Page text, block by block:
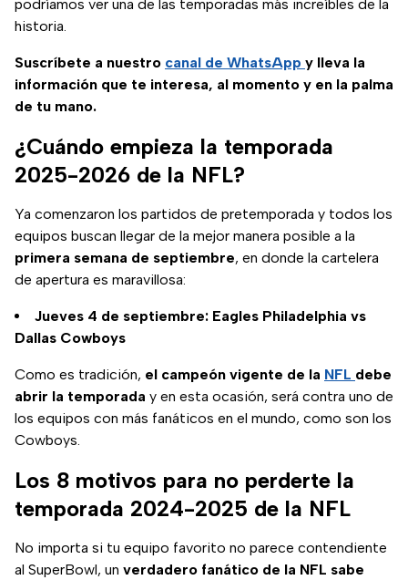
podríamos ver una de las temporadas más increíbles de la
historia.
Suscríbete a nuestro canal de WhatsApp y lleva la
información que te interesa, al momento y en la palma
de tu mano.
¿Cuándo empieza la temporada
2025-2026 de la NFL?
Ya comenzaron los partidos de pretemporada y todos los
equipos buscan llegar de la mejor manera posible a la
primera semana de septiembre, en donde la cartelera
de apertura es maravillosa:
Jueves 4 de septiembre: Eagles Philadelphia vs
Dallas Cowboys
Como es tradición, el campeón vigente de la NFL debe
abrir la temporada y en esta ocasión, será contra uno de
los equipos con más fanáticos en el mundo, como son los
Cowboys.
Los 8 motivos para no perderte la
temporada 2024-2025 de la NFL
No importa si tu equipo favorito no parece contendiente
al SuperBowl, un verdadero fanático de la NFL sabe